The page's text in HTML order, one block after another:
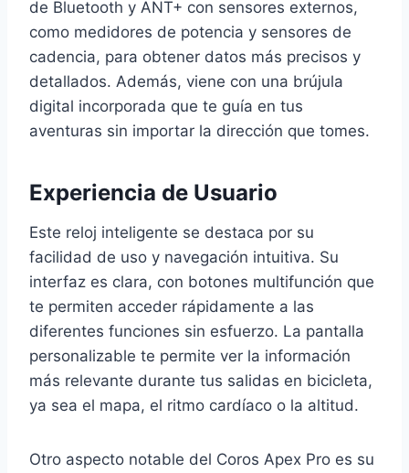
de Bluetooth y ANT+ con sensores externos,
como medidores de potencia y sensores de
cadencia, para obtener datos más precisos y
detallados. Además, viene con una brújula
digital incorporada que te guía en tus
aventuras sin importar la dirección que tomes.
Experiencia de Usuario
Este reloj inteligente se destaca por su
facilidad de uso y navegación intuitiva. Su
interfaz es clara, con botones multifunción que
te permiten acceder rápidamente a las
diferentes funciones sin esfuerzo. La pantalla
personalizable te permite ver la información
más relevante durante tus salidas en bicicleta,
ya sea el mapa, el ritmo cardíaco o la altitud.
Otro aspecto notable del Coros Apex Pro es su